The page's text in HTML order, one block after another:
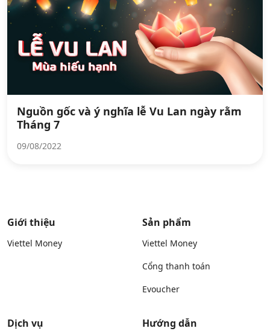
Nguồn gốc và ý nghĩa lễ Vu Lan ngày rằm
Tháng 7
09/08/2022
Giới thiệu
Viettel Money
Sản phẩm
Viettel Money
Cổng thanh toán
Evoucher
Dịch vụ Hướng dẫn